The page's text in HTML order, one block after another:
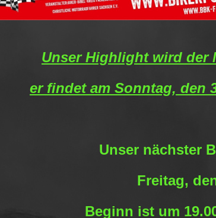
Unser Highlight wird der
er findet am Sonntag, den
Unser nächster
Freitag,
Beginn ist um